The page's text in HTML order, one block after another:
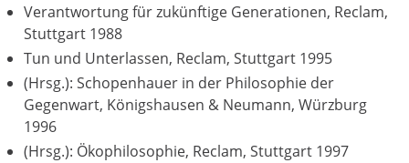
Verantwortung für zukünftige Generationen, Reclam,
Stuttgart 1988
Tun und Unterlassen, Reclam, Stuttgart 1995
(Hrsg.): Schopenhauer in der Philosophie der
Gegenwart, Königshausen & Neumann, Würzburg
1996
(Hrsg.): Ökophilosophie, Reclam, Stuttgart 1997